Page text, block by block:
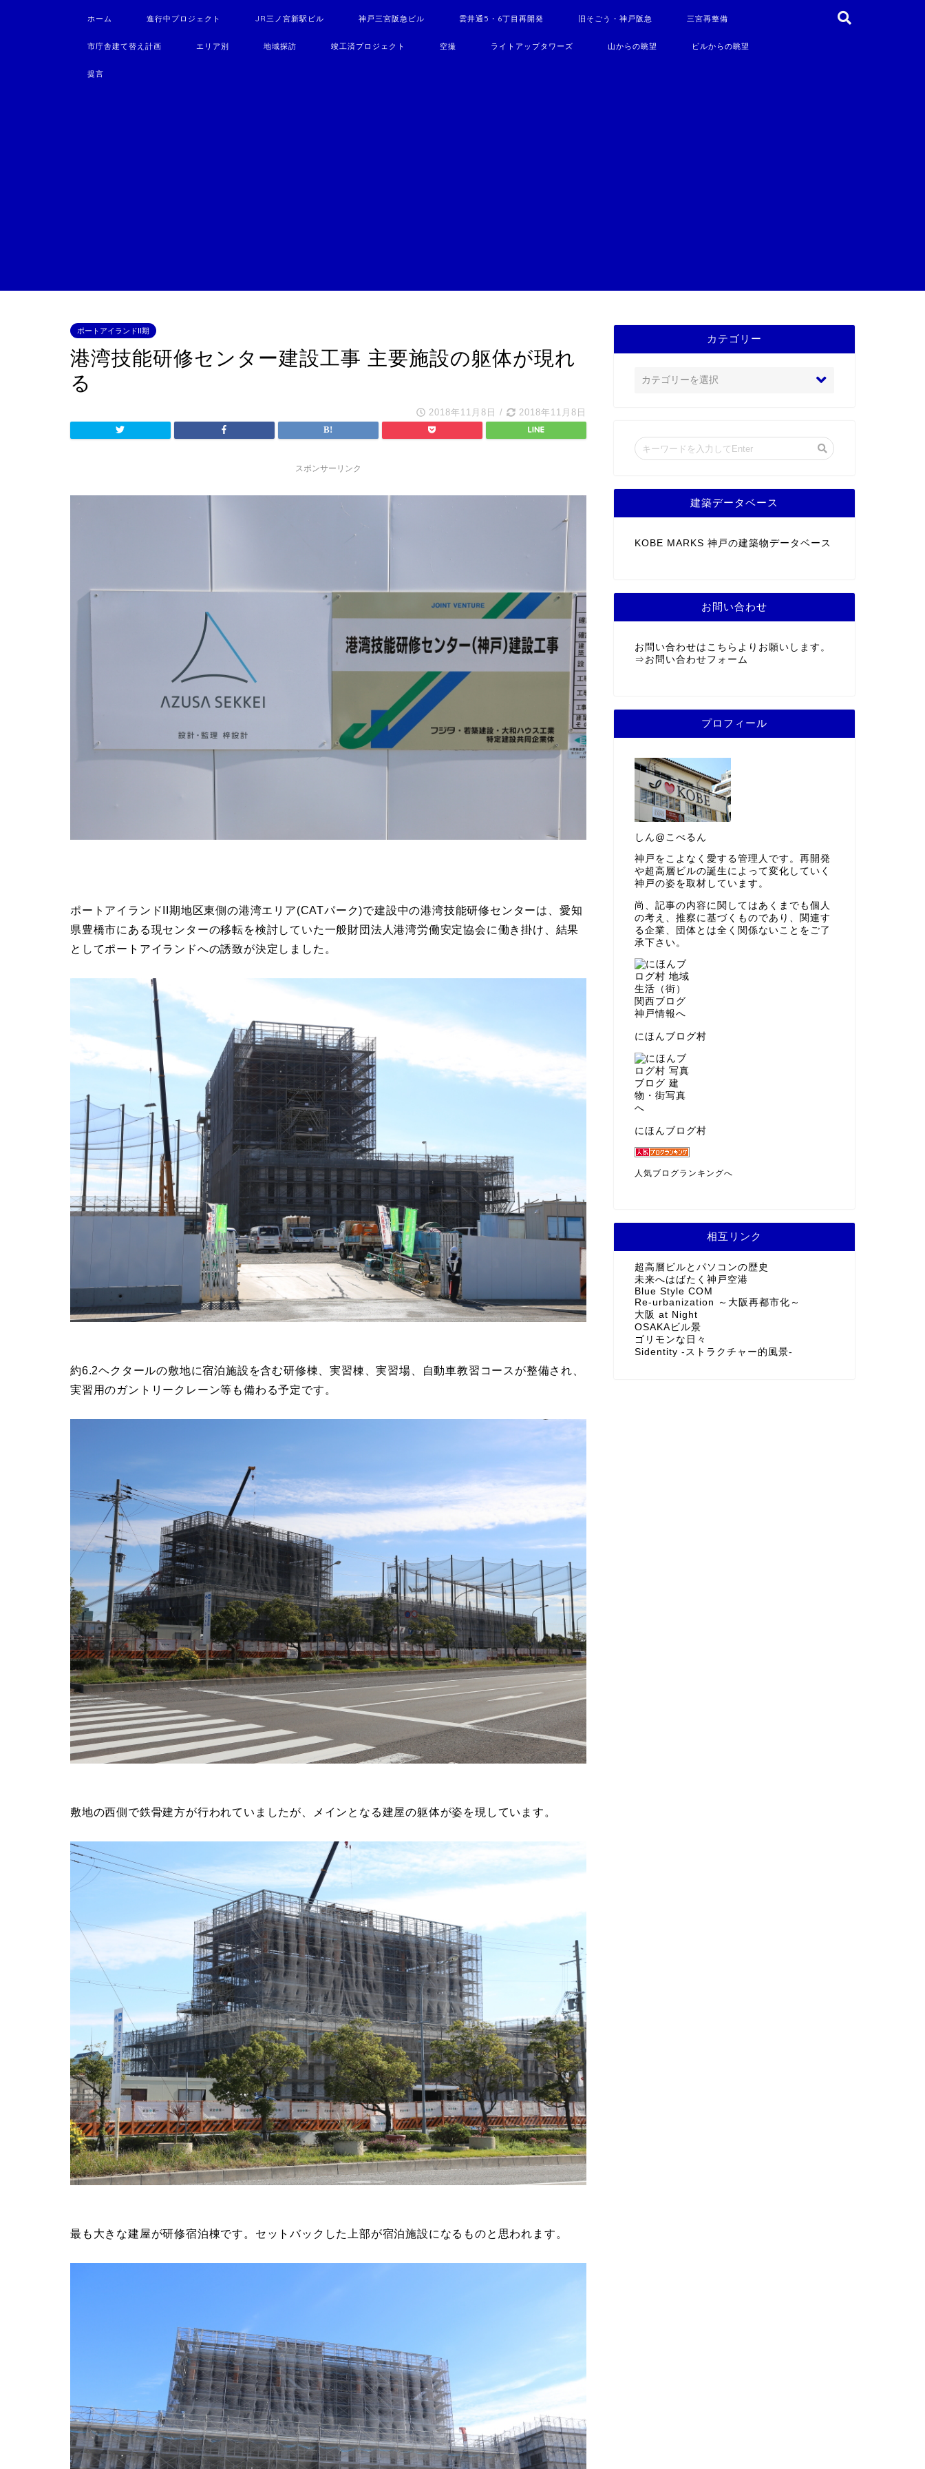
ホーム 進行中プロジェクト JR三ノ宮新駅ビル 神戸三宮阪急ビル 雲井通5・6丁目再開発 旧そごう・神戸阪急 三宮再整備
市庁舎建て替え計画 エリア別 地域探訪 竣工済プロジェクト 空撮 ライトアップタワーズ 山からの眺望 ビルからの眺望
提言
ポートアイランドII期
港湾技能研修センター建設工事 主要施設の躯体が現れ
る
2018年11月8日 / 2018年11月8日
スポンサーリンク
ポートアイランドII期地区東側の港湾エリア(CATパーク)で建設中の港湾技能研修センターは、愛知
県豊橋市にある現センターの移転を検討していた一般財団法人港湾労働安定協会に働き掛け、結果
としてポートアイランドへの誘致が決定しました。
約6.2ヘクタールの敷地に宿泊施設を含む研修棟、実習棟、実習場、自動車教習コースが整備され、
実習用のガントリークレーン等も備わる予定です。
敷地の西側で鉄骨建方が行われていましたが、メインとなる建屋の躯体が姿を現しています。
最も大きな建屋が研修宿泊棟です。セットバックした上部が宿泊施設になるものと思われます。
カテゴリー
建築データベース
KOBE MARKS 神戸の建築物データベース
お問い合わせ
お問い合わせはこちらよりお願いします。
⇒ お問い合わせフォーム
プロフィール
しん@こべるん
神戸をこよなく愛する管理人です。再開発
や超高層ビルの誕生によって変化していく
神戸の姿を取材しています。
尚、記事の内容に関してはあくまでも個人
の考え、推察に基づくものであり、関連す
る企業、団体とは全く関係ないことをご了
承下さい。
にほんブログ村
にほんブログ村
人気ブログランキングへ
相互リンク
超高層ビルとパソコンの歴史
未来へはばたく神戸空港
Blue Style COM
Re-urbanization ～大阪再都市化～
大阪 at Night
OSAKAビル景
ゴリモンな日々
Sidentity -ストラクチャー的風景-